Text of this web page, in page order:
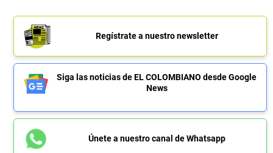
Regístrate a nuestro newsletter
Siga las noticias de EL COLOMBIANO desde Google
News
Únete a nuestro canal de Whatsapp